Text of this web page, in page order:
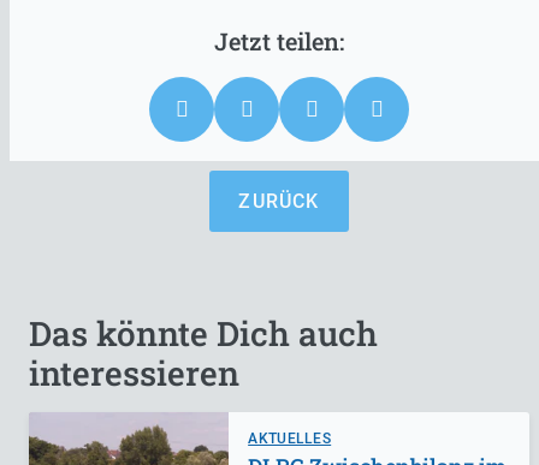
ZURÜCK
Das könnte Dich auch
interessieren
AKTUELLES